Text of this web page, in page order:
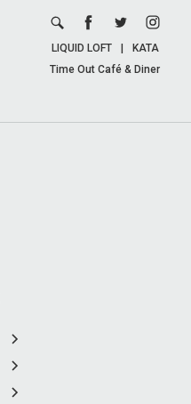
LIQUID LOFT
KATA
Time Out Café & Diner